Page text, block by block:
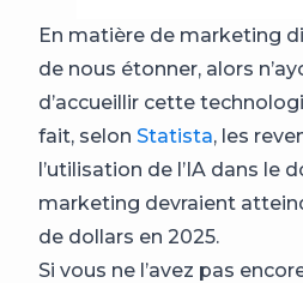
En matière de marketing
de nous étonner, alors
d’accueillir cette
fait, selon Statista, les
l’utilisation de l’IA dans le
marketing devraient
de dollars en 2025.
Si vous ne l’avez pas